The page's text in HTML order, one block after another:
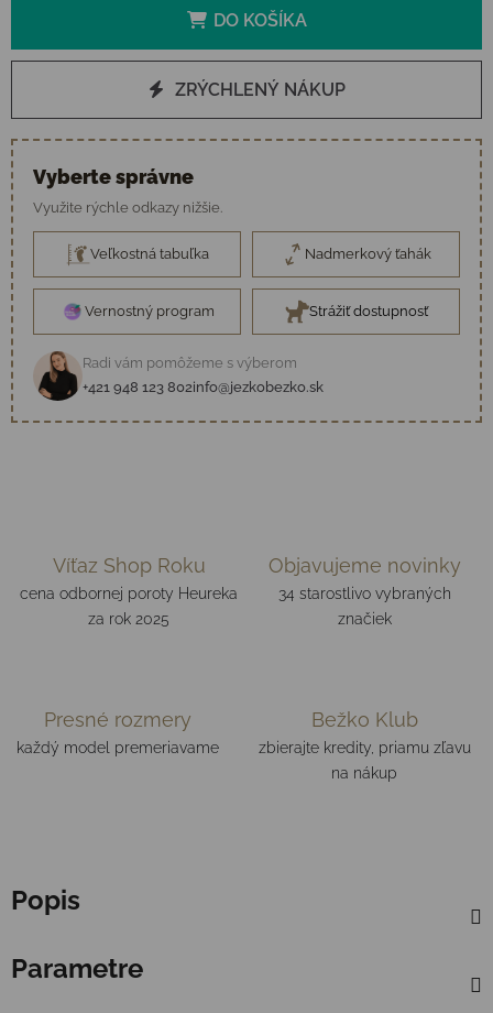
DO KOŠÍKA
ZRÝCHLENÝ NÁKUP
Vyberte správne
Využite rýchle odkazy nižšie.
Veľkostná tabuľka Nadmerkový ťahák
Vernostný program Strážiť dostupnosť
Radi vám pomôžeme s výberom
+421 948 123 802info@jezkobezko.sk
Víťaz Shop Roku
cena odbornej poroty Heureka
za rok 2025
Objavujeme novinky
34 starostlivo vybraných
značiek
Presné rozmery
každý model premeriavame
Bežko Klub
zbierajte kredity, priamu zľavu
na nákup
Popis
Parametre